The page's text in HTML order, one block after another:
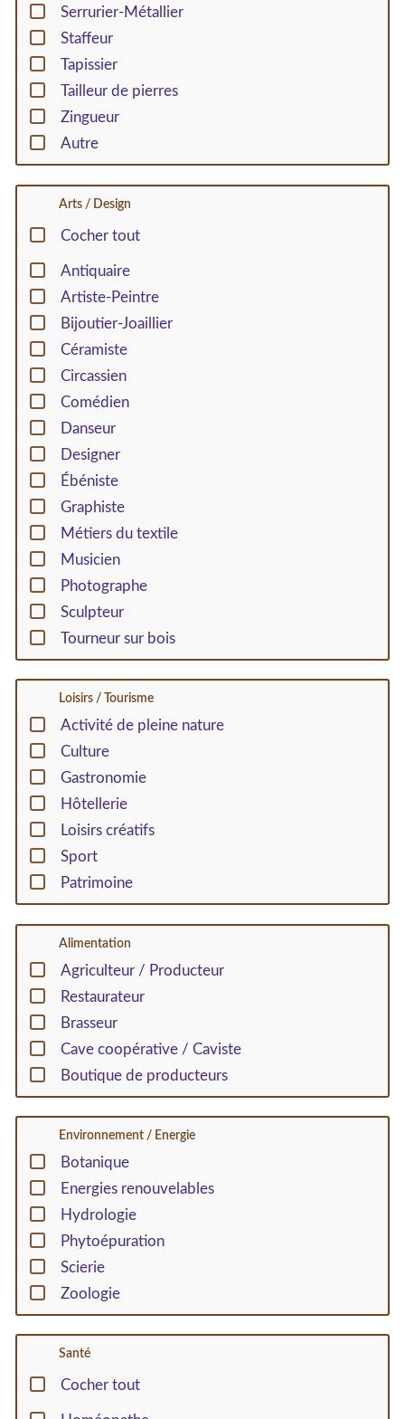
Serrurier-Métallier
Staffeur
Tapissier
Tailleur de pierres
Zingueur
Autre
Arts / Design
Cocher tout
Antiquaire
Artiste-Peintre
Bijoutier-Joaillier
Céramiste
Circassien
Comédien
Danseur
Designer
Ébéniste
Graphiste
Métiers du textile
Musicien
Photographe
Sculpteur
Tourneur sur bois
Loisirs / Tourisme
Activité de pleine nature
Culture
Gastronomie
Hôtellerie
Loisirs créatifs
Sport
Patrimoine
Alimentation
Agriculteur / Producteur
Restaurateur
Brasseur
Cave coopérative / Caviste
Boutique de producteurs
Environnement / Energie
Botanique
Energies renouvelables
Hydrologie
Phytoépuration
Scierie
Zoologie
Santé
Cocher tout